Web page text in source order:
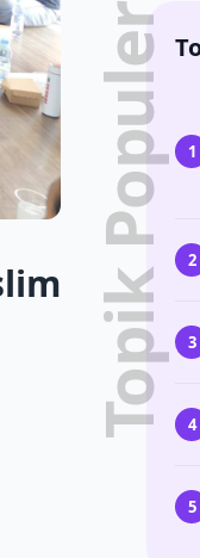
Topik Populer 1
2
3
4
5